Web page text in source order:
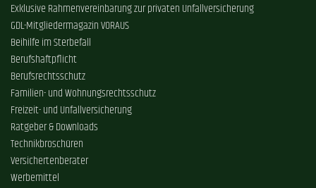
Exklusive Rahmenvereinbarung zur privaten Unfallversicherung
GDL-Mitgliedermagazin VORAUS
Beihilfe im Sterbefall
Berufshaftpflicht
Berufsrechtsschutz
Familien- und Wohnungsrechtsschutz
Freizeit- und Unfallversicherung
Ratgeber & Downloads
Technikbroschüren
Versichertenberater
Werbemittel